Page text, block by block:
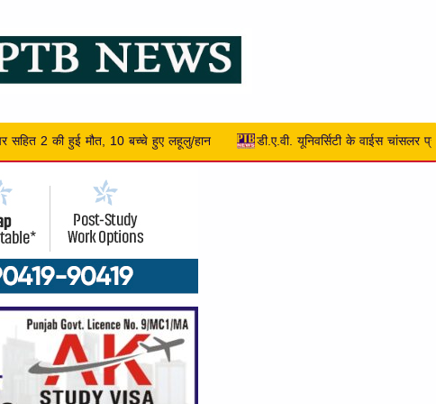
डी.ए.वी. यूनिवर्सिटी के वाईस चांसलर प्रो. (डॉ.) मनोज कुमार एन.सी.सी. द्वारा आनरेरी कर्नल